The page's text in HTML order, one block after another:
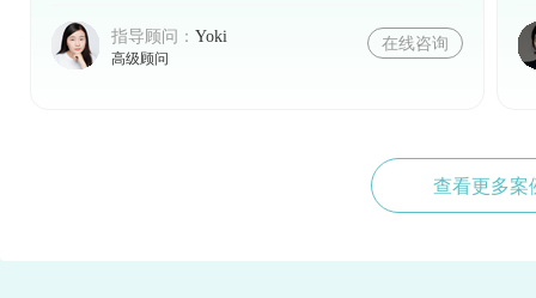
指导顾问： Yoki
高级顾问
在线咨询
查看更多案